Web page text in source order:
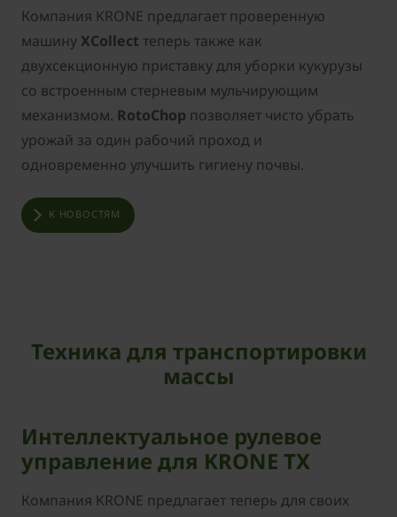
Компания KRONE предлагает проверенную
машинуXCollect теперь также как
двухсекционную приставку для уборки кукурузы
со встроенным стерневым мульчирующим
механизмом. RotoChop позволяет чисто убрать
урожай за один рабочий проход и
одновременно улучшить гигиену почвы.
К НОВОСТЯМ
Техника для транспортировки
массы
Интеллектуальное рулевое
управление для KRONE TX
Компания KRONE предлагает теперь для своих